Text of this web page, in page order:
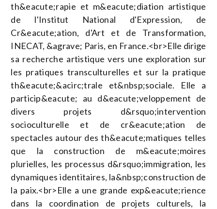
th&eacute;rapie et m&eacute;diation artistique
de l'Institut National d'Expression, de
Cr&eacute;ation, d'Art et de Transformation,
INECAT, &agrave; Paris, en France.<br>Elle dirige
sa recherche artistique vers une exploration sur
les pratiques transculturelles et sur la pratique
th&eacute;&acirc;trale et&nbsp;sociale. Elle a
particip&eacute; au d&eacute;veloppement de
divers projets d&rsquo;intervention
socioculturelle et de cr&eacute;ation de
spectacles autour des th&eacute;matiques telles
que la construction de m&eacute;moires
plurielles, les processus d&rsquo;immigration, les
dynamiques identitaires, la&nbsp;construction de
la paix.<br>Elle a une grande exp&eacute;rience
dans la coordination de projets culturels, la